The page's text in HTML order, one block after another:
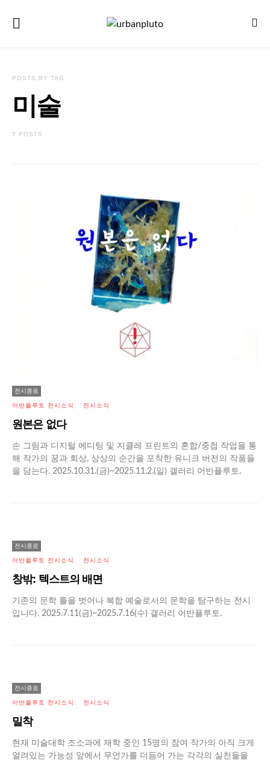
POSTS BY TAG
미술
7 POSTS
전시종료
어반플루토 전시소식 전시소식
원본은 없다
손 그림과 디지털 에디팅 및 지클레 프린트의 혼합/중첩 작업을 통
해 작가의 꿈과 회상, 상상의 순간을 포착한 유니크 버전의 작품들
을 담는다. 2025.10.31.(금)~2025.11.2.(일) 갤러리 어반플루토.
전시종료
어반플루토 전시소식 전시소식
창밖: 텍스트의 배면
기존의 문학 틀을 벗어나 복합 예술로서의 문학을 탐구하는 전시
입니다. 2025.7.11(금)~2025.7.16(수) 갤러리 어반플루토.
전시종료
어반플루토 전시소식 전시소식
밀착
현재 미술대학 조소과에 재학 중인 15명의 참여 작가의 아직 크게
열려있는 가능성 앞에서 무언가를 더듬어 가는 각각의 실천들을